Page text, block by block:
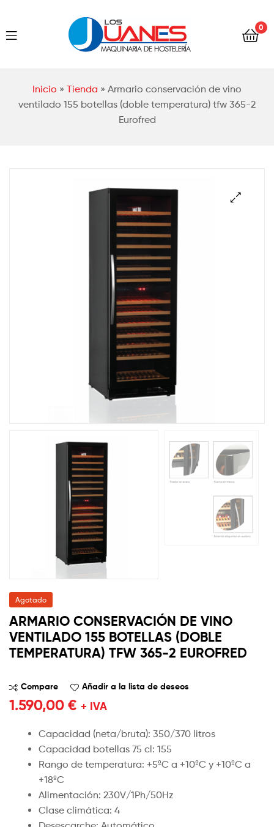
Los
Juanes
0
Inicio » Tienda » Armario conservación de vino
ventilado 155 botellas (doble temperatura) tfw 365-2
Eurofred
Los
Agotado
ARMARIO CONSERVACIÓN DE VINO
VENTILADO 155 BOTELLAS (DOBLE
TEMPERATURA) TFW 365-2 EUROFRED
Compare Añadir a la lista de deseos
1.590,00 € + IVA
Capacidad (neta/bruta): 350/370 litros
Capacidad botellas 75 cl: 155
Rango de temperatura: +5ºC a +10ºC y +10ºC a
+18ºC
Alimentación: 230V/1Ph/50Hz
Clase climática: 4